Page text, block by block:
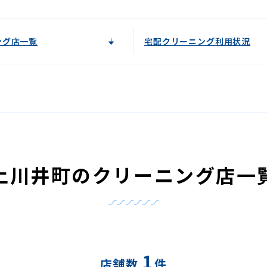
店一覧 宅配クリーニング利用状況
川井町のクリーニング店一
1